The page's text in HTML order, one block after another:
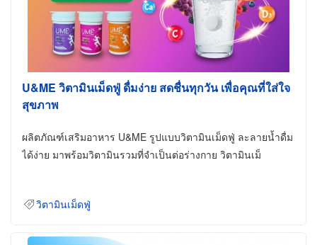
U&ME วิตามินเม็ดฟู่ ดื่มง่าย สดชื่นทุกวัน เพื่อคุณที่ใส่ใจ
สุขภาพ
ผลิตภัณฑ์เสริมอาหาร U&ME รูปแบบวิตามินเม็ดฟู่ ละลายน้ำดื่ม
ได้ง่าย มาพร้อมวิตามินรวมที่จำเป็นต่อร่างกาย วิตามินเม็
วิตามินเม็ดฟู่